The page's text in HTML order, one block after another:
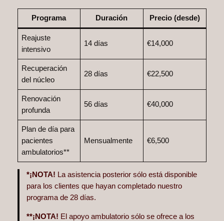
Programa Duración Precio (desde)
Reajuste
intensivo
14 días €14,000
Recuperación
del núcleo
28 días €22,500
Renovación
profunda
56 días €40,000
Plan de día para
pacientes
ambulatorios**
Mensualmente €6,500
*¡NOTA! La asistencia posterior sólo está disponible
para los clientes que hayan completado nuestro
programa de 28 días.
**¡NOTA! El apoyo ambulatorio sólo se ofrece a los